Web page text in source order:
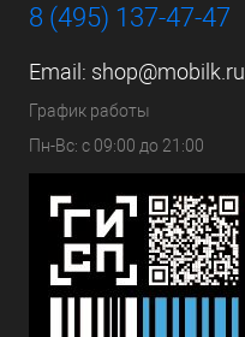
8 (495) 137-47-47
Email: shop@mobilk.ru
График работы
Пн-Вс: с 09:00 до 21:00